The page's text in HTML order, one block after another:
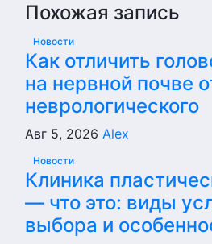
Похожая запись
Новости
Как отличить
на нервной почве
неврологического
Авг 5, 2026 Alex
Новости
Клиника
— что это: виды
выбора и